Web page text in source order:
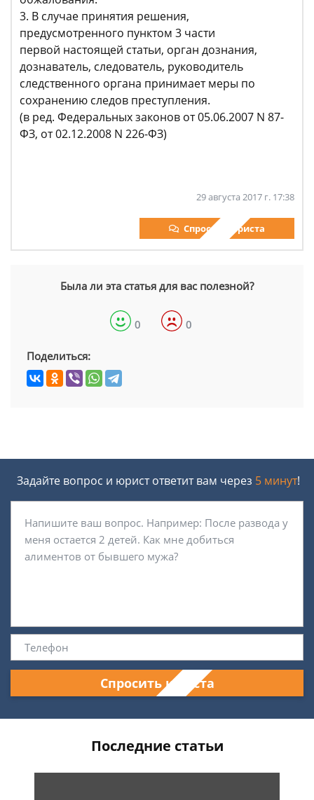
3. В случае принятия решения,
предусмотренного пунктом 3 части
первой настоящей статьи, орган дознания,
дознаватель, следователь, руководитель
следственного органа принимает меры по
сохранению следов преступления.
(в ред. Федеральных законов от 05.06.2007 N 87-
ФЗ, от 02.12.2008 N 226-ФЗ)
29 августа 2017 г. 17:38
Спросить юриста
Была ли эта статья для вас полезной?
0 0
Поделиться:
Задайте вопрос и юрист ответит вам через 5 минут!
Спросить юриста
Последние статьи